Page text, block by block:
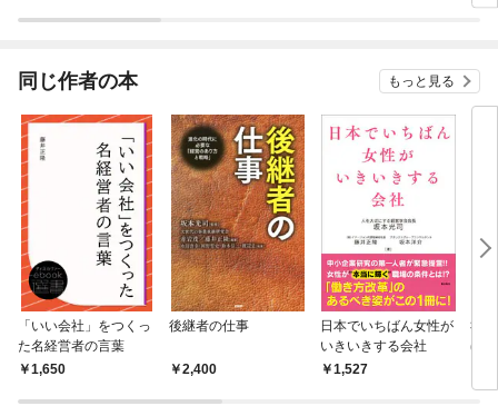
今
同じ作者の本 もっと見る
「いい会社」をつくっ
た名経営者の言葉
1,650
後継者の仕事
2,400
日本でいちばん女性が
いきいきする会社
1,527
社
ほ